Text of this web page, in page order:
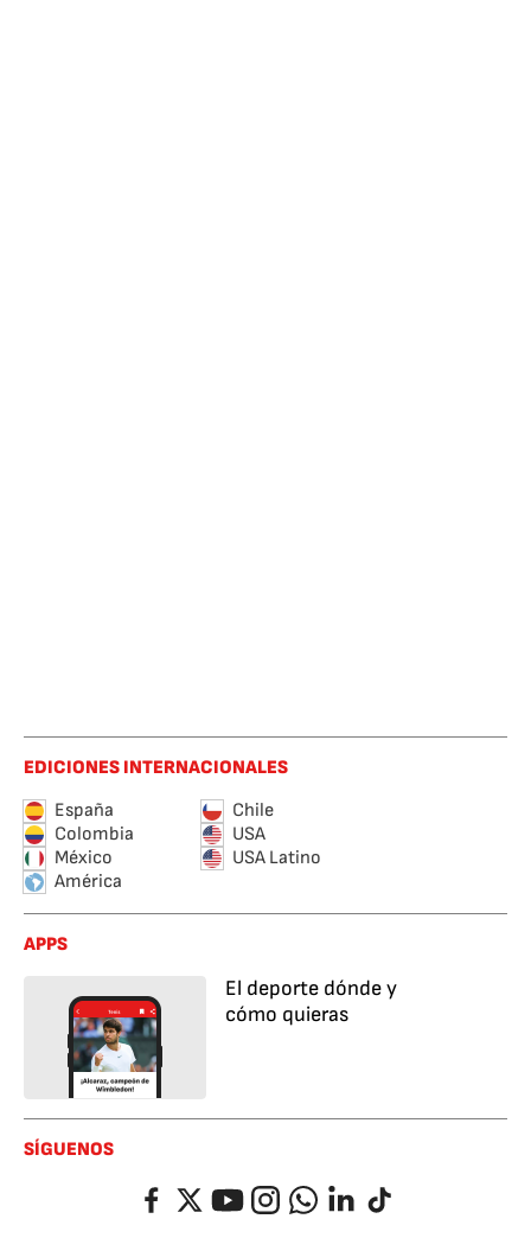
EDICIONES INTERNACIONALES
España
Chile
Colombia
USA
México
USA Latino
América
APPS
El deporte dónde y
cómo quieras
SÍGUENOS
FacebookTwitterYouTubeInstagramWhatsappLinkedIn
TikTok